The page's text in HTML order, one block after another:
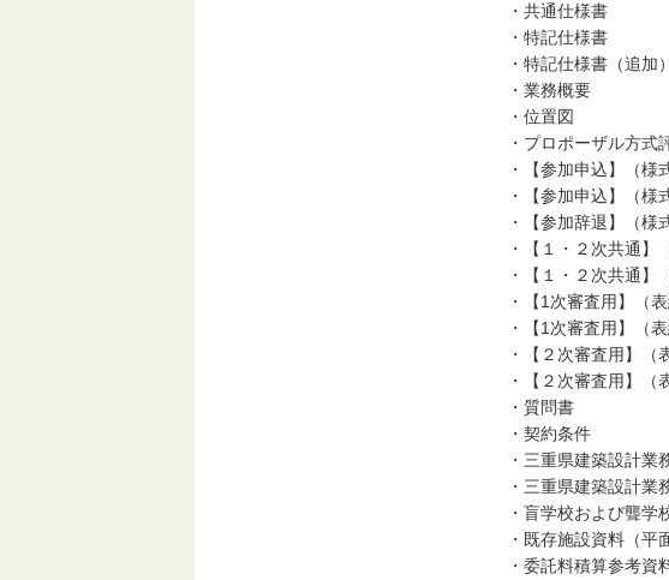
・共通仕様書
・特記仕様書
・特記仕様書（追加）
・業務概要
・位置図
・プロポーザル方式
・【参加申込】（
・【参加申込】（様
・【参加辞退】（様
・【１・２次共通】
・【１・２次共通】
・【1次審査用】（
・【1次審査用】（
・【２次審査用】（
・【２次審査用】（
・質問書
・契約条件
・三重県建築設計
・三重県建築設計
・盲学校および聾学
・既存施設資料（平
・委託料積算参考資